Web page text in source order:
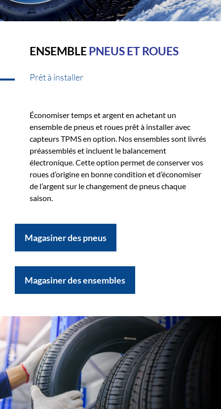
ENSEMBLEPNEUS ET ROUES
Prêt à installer
Économiser temps et argent en achetant un
ensemble de pneus et roues prêt à installer avec
capteurs TPMS en option. Nos ensembles sont livrés
préassemblés et incluent le balancement
électronique. Cette option permet de conserver vos
roues d’origine en bonne condition et d’économiser
de l’argent sur le changement de pneus chaque
saison.
Magasiner des pneus
Magasiner des ensembles